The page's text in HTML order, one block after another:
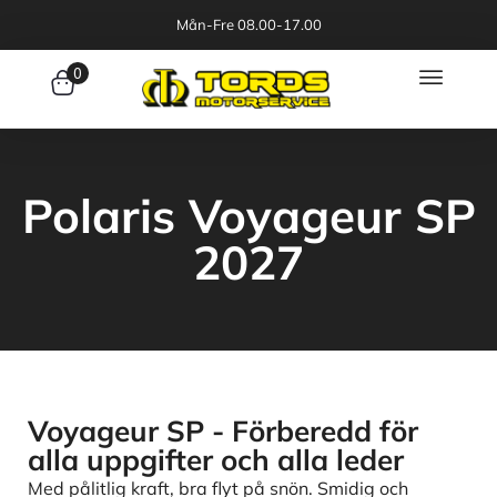
Mån-Fre 08.00-17.00
0
Polaris Voyageur SP
2027
Voyageur SP - Förberedd för
alla uppgifter och alla leder
Med pålitlig kraft, bra flyt på snön. Smidig och